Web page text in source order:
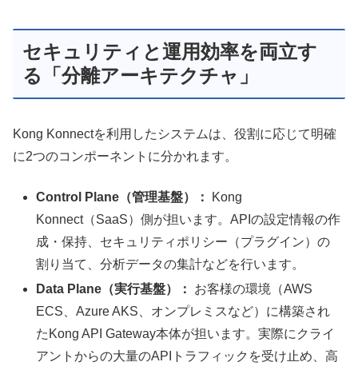
セキュリティと運用効率を両立す
る「分離アーキテクチャ」
Kong Konnectを利用したシステムは、役割に応じて明確
に2つのコンポーネントに分かれます。
Control Plane（管理基盤）：
Kong
Konnect（SaaS）側が担います。APIの設定情報の作
成・保持、セキュリティポリシー（プラグイン）の
割り当て、分析データの集計などを行います。
Data Plane（実行基盤）：
お客様の環境（AWS
ECS、Azure AKS、オンプレミスなど）に構築され
たKong API Gateway本体が担います。実際にクライ
アントからの大量のAPIトラフィックを受け止め、高